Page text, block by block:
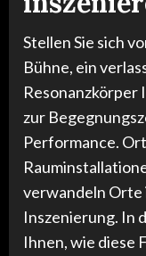
Stellen Sie sich
Bühne, ein
Resonanzkörper
zur
Performance.
verwandeln
Inszenierung. In
Ihnen, wie diese